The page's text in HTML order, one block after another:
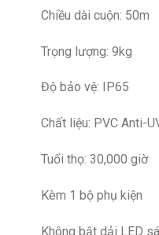
Chiều dài cuộn: 50m
Trọng lượng: 9kg
Độ bảo vệ: IP65
Chất liệu: PVC Anti-
Tuổi thọ: 30,000 giờ
Kèm 1 bộ phụ kiện
Không bật dải LED